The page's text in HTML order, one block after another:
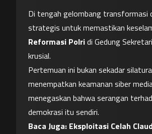
Di tengah gelombang transformasi
strategis untuk memastikan
Reformasi Polri di Gedung
krusial.
Pertemuan ini bukan sekadar
menempatkan keamanan siber
menegaskan bahwa serangan
demokrasi itu sendiri.
Baca Juga: Eksploitasi Celah